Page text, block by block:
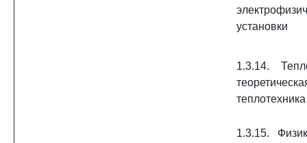
установки
1.3.14.
теплотехника
1.3.15.